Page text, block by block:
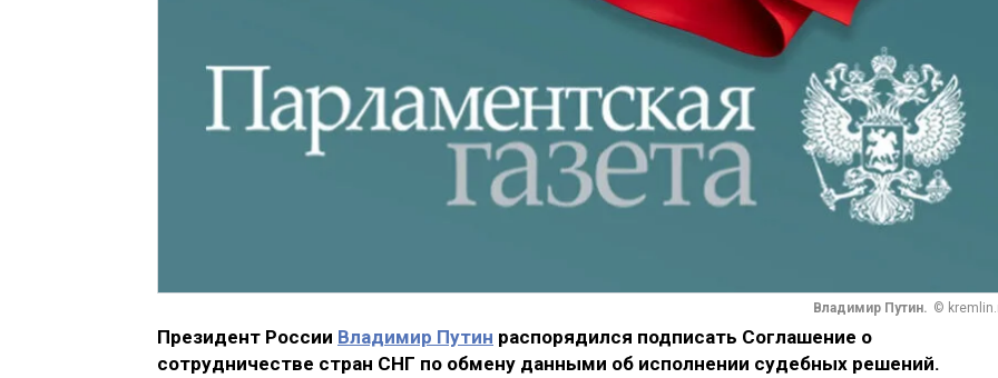
Владимир Путин. ©
Президент России Владимир Путин распорядился подписать Соглашение о
сотрудничестве стран СНГ по обмену данными об исполнении судебных решений.